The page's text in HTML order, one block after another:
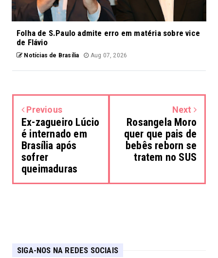
Folha de S.Paulo admite erro em matéria sobre vice
de Flávio
Notícias de Brasília Aug 07, 2026
Previous
Ex-zagueiro Lúcio
é internado em
Brasília após
sofrer
queimaduras
Next
Rosangela Moro
quer que pais de
bebês reborn se
tratem no SUS
SIGA-NOS NA REDES SOCIAIS